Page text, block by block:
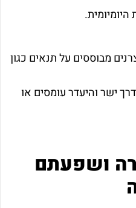
היומיומית.
מבוססים על תנאים כגון
ישר והיעדר עומסים או
ושפעתם